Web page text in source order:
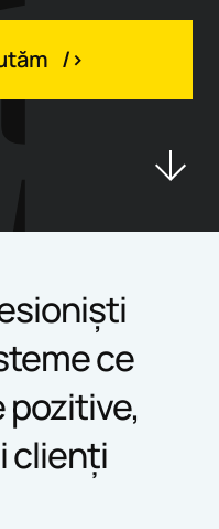
ce
clienți